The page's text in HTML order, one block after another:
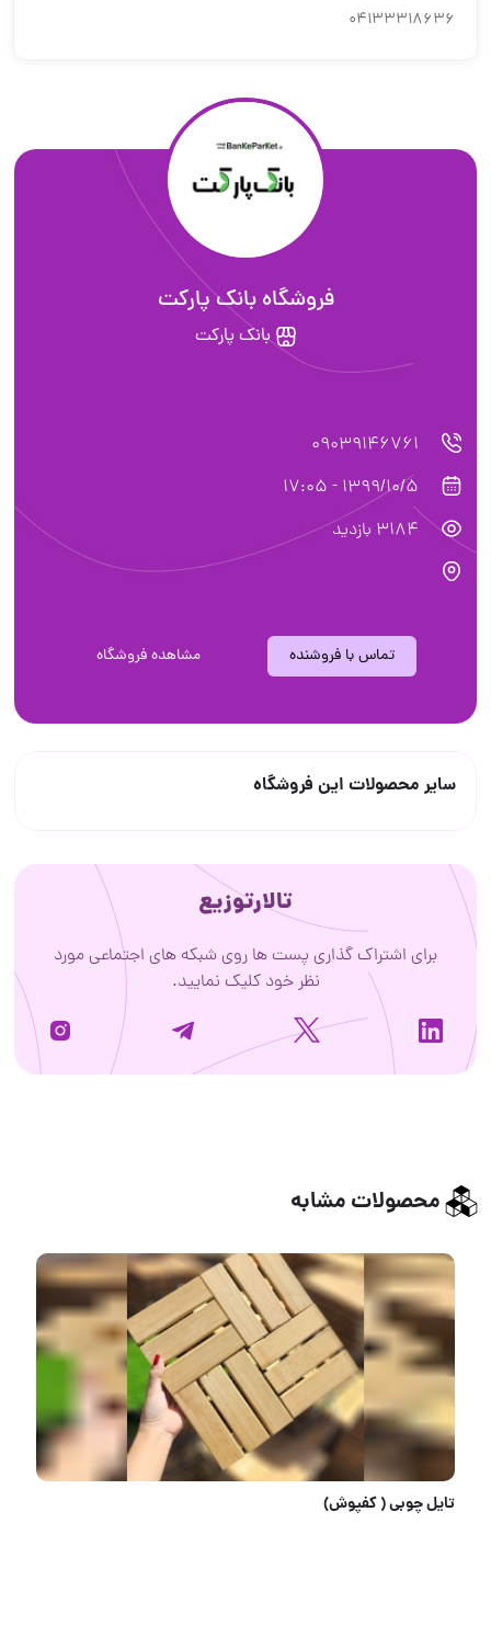
04133318636
فروشگاه بانک پارکت
بانک پارکت
09039146761
1399/10/5 - 17:05
3184 بازدید
تماس با فروشنده مشاهده فروشگاه
سایر محصولات این فروشگاه
تالارتوزیع
برای اشتراک گذاری پست ها روی شبکه های اجتماعی مورد
نظر خود کلیک نمایید.
محصولات مشابه
تایل چوبی ( کفپوش)